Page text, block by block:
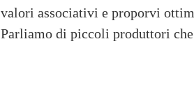
valori associativi e proporvi
Parliamo di piccoli produttori che